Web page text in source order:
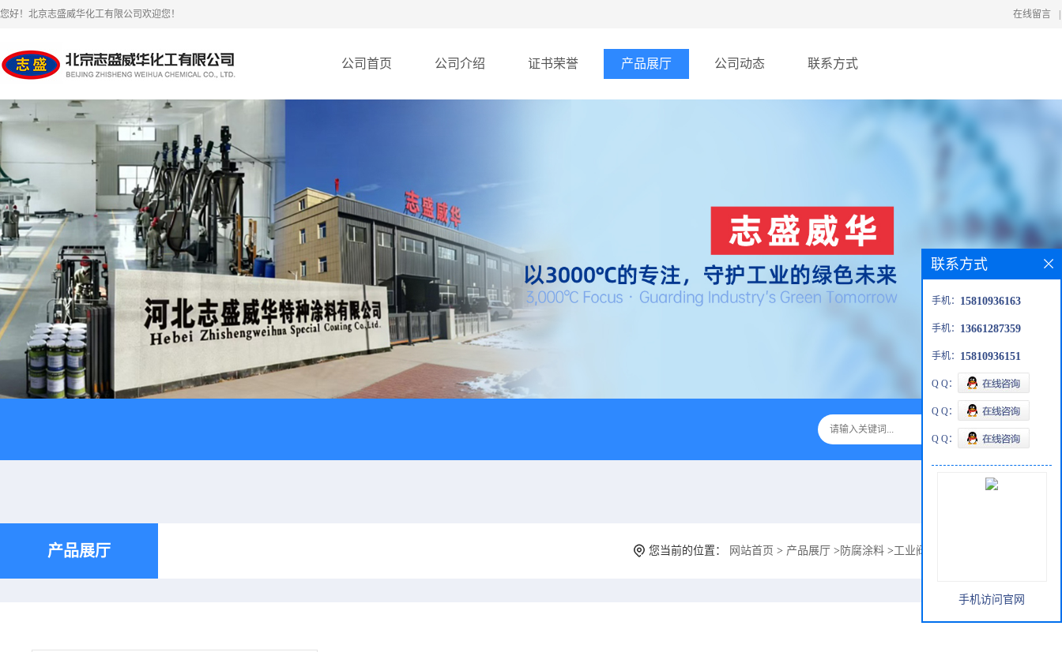
您好！北京志盛威华化工有限公司欢迎您！ 在线留言
公司首页 公司介绍 证书荣誉 产品展厅 公司动态 联系方式
产品展厅 您当前的位置： 网站首页 > 产品展厅 > 防腐涂料 >工业阀门减少腐蚀IPN防腐耐酸
联系方式
手机： 15810936163
手机： 13661287359
手机： 15810936151
Q Q：
Q Q：
Q Q：
手机访问官网